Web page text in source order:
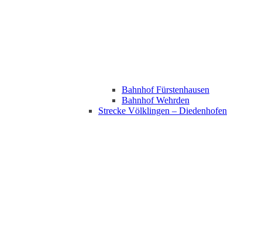
Bahnhof Fürstenhausen
Bahnhof Wehrden
Strecke Völklingen – Diedenhofen